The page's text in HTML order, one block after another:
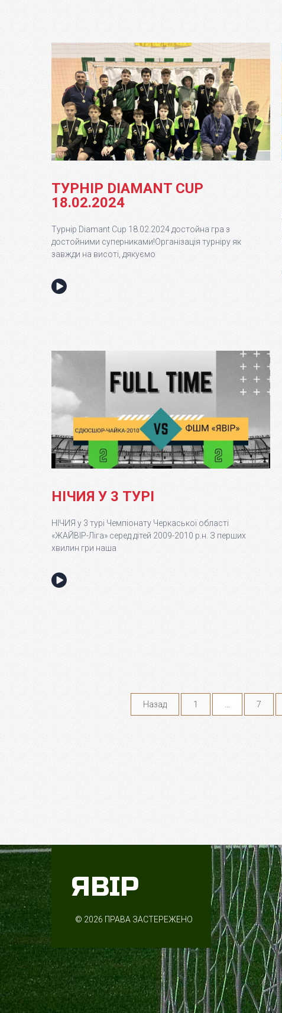
ТУРНІР DIAMANT CUP
18.02.2024
Турнір Diamant Cup 18.02.2024 достойна гра з
достойними суперниками!Організація турніру як
завжди на висоті, дякуємо
НІЧИЯ У 3 ТУРІ
НІЧИЯ у 3 турі Чемпіонату Черкаської області
«ЖАЙВІР-Ліга» серед дітей 2009-2010 р.н. З перших
хвилин гри наша
Назад 1 7
ЯВІР
© 2026 ПРАВА ЗАСТЕРЕЖЕНО